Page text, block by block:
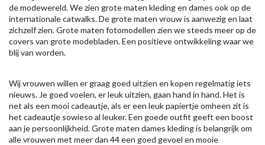
de modewereld. We zien grote maten kleding en dames ook op de
internationale catwalks. De grote maten vrouw is aanwezig en laat
zichzelf zien. Grote maten fotomodellen zien we steeds meer op de
covers van grote modebladen. Een positieve ontwikkeling waar we
blij van worden.
Wij vrouwen willen er graag goed uitzien en kopen regelmatig iets
nieuws. Je goed voelen, er leuk uitzien, gaan hand in hand. Het is
net als een mooi cadeautje, als er een leuk papiertje omheen zit is
het cadeautje sowieso al leuker. Een goede outfit geeft een boost
aan je persoonlijkheid. Grote maten dames kleding is belangrijk om
alle vrouwen met meer dan 44 een goed gevoel en mooie